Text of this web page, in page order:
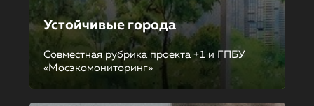
Устойчивые города
Совместная рубрика проекта +1 и ГПБУ
«Мосэкомониторинг»